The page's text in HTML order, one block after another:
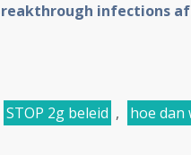
infections
STOP 2g beleid , hoe dan